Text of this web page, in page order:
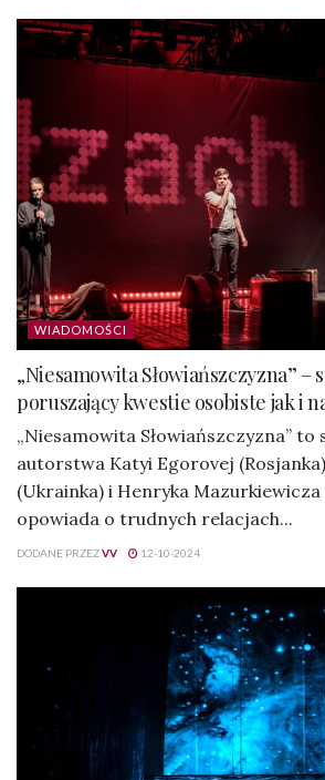
WIADOMOŚCI
„Niesamowita Słowiańszczyzna” –
poruszający kwestie osobiste jak i
„Niesamowita Słowiańszczyzna” to
autorstwa Katyi Egorovej
(Ukrainka) i Henryka Mazurkiewicza
opowiada o trudnych relacjach...
DODANE PRZEZVV 12-10-2024